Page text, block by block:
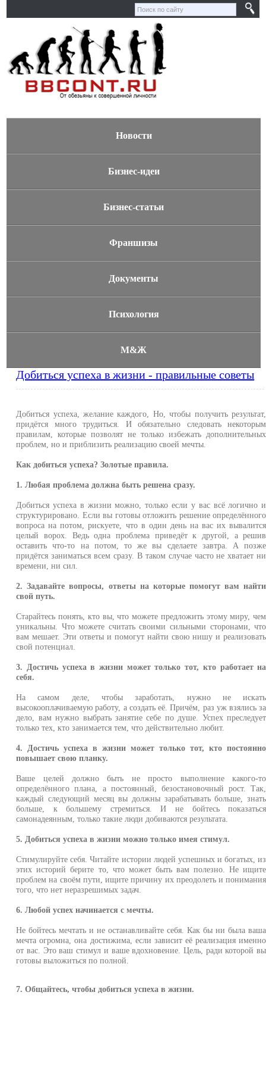
Новости
Бизнес-идеи
Бизнес-статьи
Франшизы
Документы
Психология
М&Ж
Добиться успеха в жизни - правильные советы
Добиться успеха, желание каждого, Но, чтобы получить результат,
придётся много трудиться. И обязательно следовать некоторым
правилам, которые позволят не только избежать дополнительных
проблем, но и приблизить реализацию своей мечты.
Как добиться успеха? Золотые правила.
1. Любая проблема должна быть решена сразу.
Добиться успеха в жизни можно, только если у вас всё логично и
структурировано. Если вы готовы отложить решение определённого
вопроса на потом, рискуете, что в один день на вас их вывалится
целый ворох. Ведь одна проблема приведёт к другой, а решив
оставить что-то на потом, то же вы сделаете завтра. А позже
придётся заниматься всем сразу. В таком случае часто не хватает ни
времени, ни сил.
2. Задавайте вопросы, ответы на которые помогут вам найти
свой путь.
Старайтесь понять, кто вы, что можете предложить этому миру, чем
уникальны. Что можете считать своими сильными сторонами, что
вам мешает. Эти ответы и помогут найти свою нишу и реализовать
свой потенциал.
3. Достичь успеха в жизни может только тот, кто работает на
себя.
На самом деле, чтобы заработать, нужно не искать
высокооплачиваемую работу, а создать её. Причём, раз уж взялись за
дело, вам нужно выбрать занятие себе по душе. Успех преследует
только тех, кто занимается тем, что действительно любит.
4. Достичь успеха в жизни может только тот, кто постоянно
повышает свою планку.
Ваше целей должно быть не просто выполнение какого-то
определённого плана, а постоянный, безостановочный рост. Так,
каждый следующий месяц вы должны зарабатывать больше, знать
больше, к большему стремиться. И не бойтесь показаться
самонадеянным, только такие люди добиваются результата.
5. Добиться успеха в жизни можно только имея стимул.
Стимулируйте себя. Читайте истории людей успешных и богатых, из
этих историй берите то, что может быть вам полезно. Не ищите
проблем на своём пути, ищите причину их преодолеть и понимания
того, что нет неразрешимых задач.
6. Любой успех начинается с мечты.
Не бойтесь мечтать и не останавливайте себя. Как бы ни была ваша
мечта огромна, она достижима, если зависит её реализация именно
от вас. Это ваш стимул и ваше вдохновение. Цель, ради которой вы
готовы выложиться по полной.
7. Общайтесь, чтобы добиться успеха в жизни.